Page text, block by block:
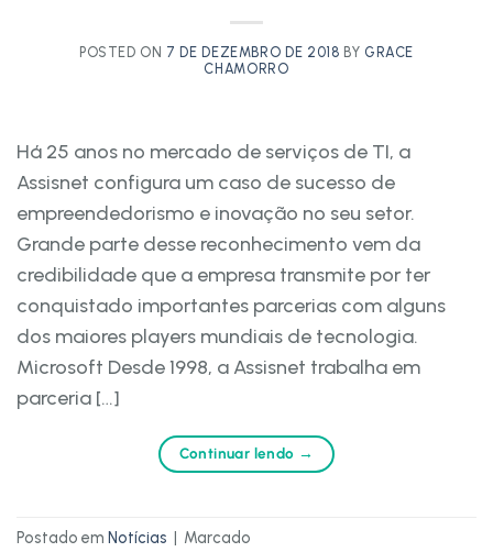
POSTED ON 7 DE DEZEMBRO DE 2018 BY GRACE
CHAMORRO
Há 25 anos no mercado de serviços de TI, a
Assisnet configura um caso de sucesso de
empreendedorismo e inovação no seu setor.
Grande parte desse reconhecimento vem da
credibilidade que a empresa transmite por ter
conquistado importantes parcerias com alguns
dos maiores players mundiais de tecnologia.
Microsoft Desde 1998, a Assisnet trabalha em
parceria […]
Continuar lendo →
Postado em Notícias | Marcado